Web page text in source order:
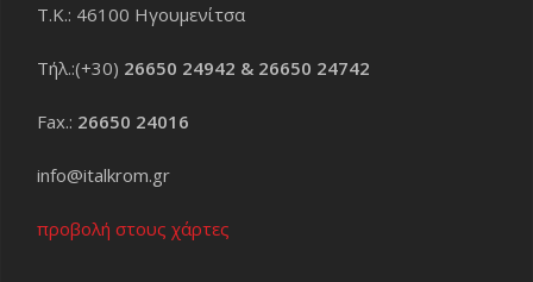
Τ.Κ.: 46100 Ηγουμενίτσα
Τήλ.:(+30) 26650 24942 & 26650 24742
Fax.: 26650 24016
info@italkrom.gr
προβολή στους χάρτες